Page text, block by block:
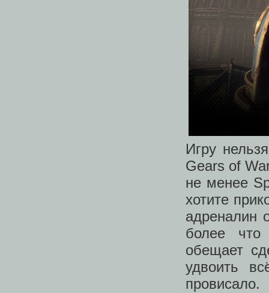
Игру
Gears of
не менее
хотите
адреналин
более что
обещает
удвоить
провисало.